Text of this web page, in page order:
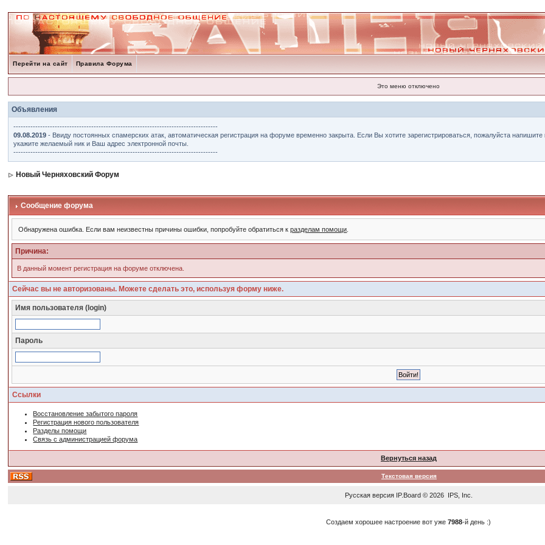
Перейти на сайт Правила Форума
Это меню отключено
Объявления
------------------------------------------------------------------------------------
09.08.2019 - Ввиду постоянных спамерских атак, автоматическая регистрация на форуме временно закрыта. Если Вы хотите зарегистрироваться, пожалуйста
укажите желаемый ник и Ваш адрес электронной почты.
------------------------------------------------------------------------------------
Новый Черняховский Форум
Сообщение форума
Обнаружена ошибка. Если вам неизвестны причины ошибки, попробуйте обратиться кразделам помощи
Причина:
В данный момент регистрация на форуме отключена.
Сейчас вы не авторизованы. Можете сделать это, используя форму ниже.
Имя пользователя (login)
Пароль
Ссылки
Восстановление забытого пароля
Регистрация нового пользователя
Разделы помощи
Связь с администрацией форума
Вернуться назад
Текстовая версия
Русская версия IP.Board© 2026 IPS, Inc
Создаем хорошее настроение вот уже7988-й день :)